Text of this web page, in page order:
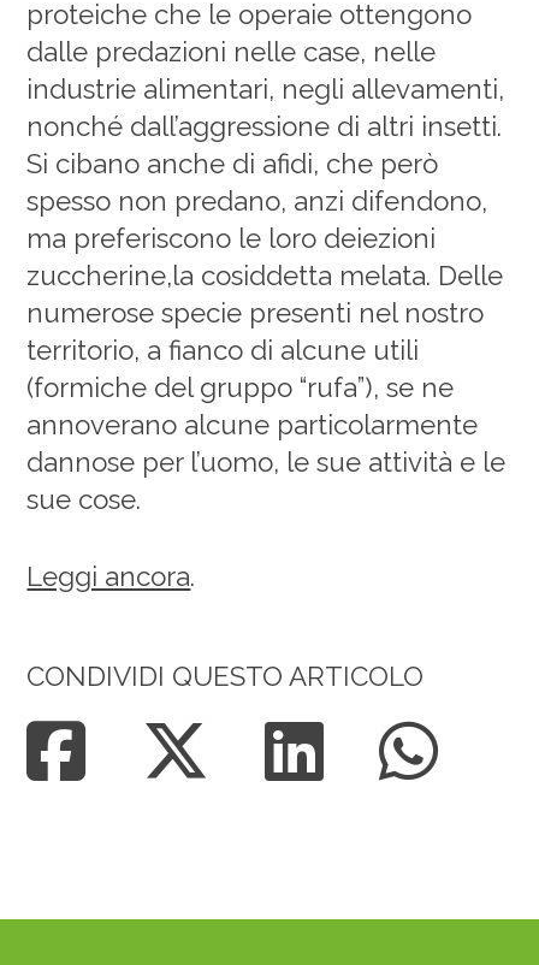
proteiche che le operaie ottengono
dalle predazioni nelle case, nelle
industrie alimentari, negli allevamenti,
nonché dall’aggressione di altri insetti.
Si cibano anche di afidi, che però
spesso non predano, anzi difendono,
ma preferiscono le loro deiezioni
zuccherine,la cosiddetta melata. Delle
numerose specie presenti nel nostro
territorio, a fianco di alcune utili
(formiche del gruppo “rufa”), se ne
annoverano alcune particolarmente
dannose per l’uomo, le sue attività e le
sue cose.
Leggi ancora.
CONDIVIDI QUESTO ARTICOLO